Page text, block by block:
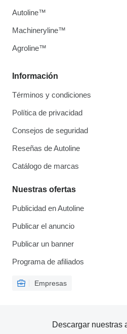
Información
Términos y condiciones
Política de privacidad
Consejos de seguridad
Reseñas de Autoline
Catálogo de marcas
Nuestras ofertas
Publicidad en Autoline
Publicar el anuncio
Publicar un banner
Programa de afiliados
Empresas
Autoline™
Machineryline™
Agroline™
Descargar nuestras